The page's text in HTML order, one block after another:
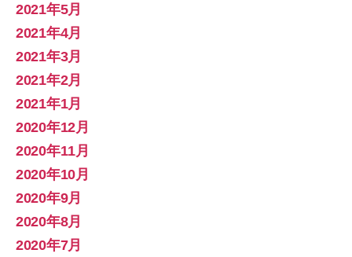
2021年5月
2021年4月
2021年3月
2021年2月
2021年1月
2020年12月
2020年11月
2020年10月
2020年9月
2020年8月
2020年7月